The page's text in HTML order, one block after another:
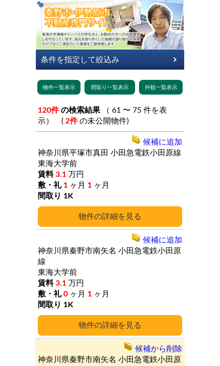
120件 の検索結果
示） ( 2件 の未公開物件)
詳細
神奈川県平塚市真田 小田急電鉄小田原線
東海大学前
3.1 万円
1 ヶ月 1 ヶ月
1K
候補に追加
詳細
神奈川県秦野市南矢名 小田急電鉄小田原
線
東海大学前
3.1 万円
0 ヶ月 1 ヶ月
1K
候補に追加
神奈川県秦野市南矢名 小田急電鉄小田原
候補から削除